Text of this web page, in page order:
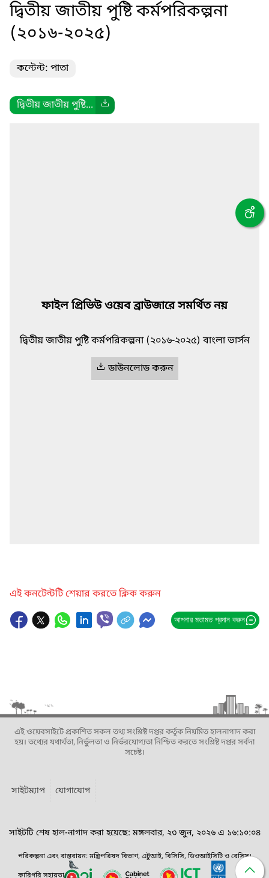
দ্বিতীয় জাতীয় পুষ্টি কর্মপরিকল্পনা
(২০১৬-২০২৫)
কন্টেন্ট: পাতা
দ্বিতীয় জাতীয় পুষ্টি...
ফাইল প্রিভিউ ওয়েব ব্রাউজারে সমর্থিত নয়
দ্বিতীয় জাতীয় পুষ্টি কর্মপরিকল্পনা (২০১৬-২০২৫) বাংলা ভার্সন
ডাউনলোড করুন
এই কনটেন্টটি শেয়ার করতে ক্লিক করুন
আপনার মতামত প্রদান করুন
এই ওয়েবসাইটে প্রকাশিত সকল তথ্য সংশ্লিষ্ট দপ্তর কর্তৃক নিয়মিত হালনাগাদ করা
হয়। তথ্যের যথার্থতা, নির্ভুলতা ও নির্ভরযোগ্যতা নিশ্চিত করতে সংশ্লিষ্ট দপ্তর সর্বদা
সচেষ্ট।
সাইটম্যাপ যোগাযোগ
সাইটটি শেষ হাল-নাগাদ করা হয়েছে: মঙ্গলবার, ২৩ জুন, ২০২৬ এ ১৬:১০:০৪
পরিকল্পনা এবং বাস্তবায়ন: মন্ত্রিপরিষদ বিভাগ, এটুআই, বিসিসি, ডিওআইসিটি ও বেসিস।
কারিগরি সহায়তা